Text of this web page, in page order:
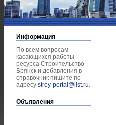
Информация
По всем вопросам
касающихся работы
ресурса Строительство
Брянск и добавления в
справочник пишите по
адресу stroy-portal@list.ru.
Объявления